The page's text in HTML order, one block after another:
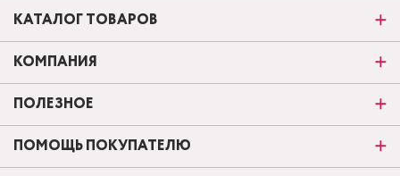
КАТАЛОГ ТОВАРОВ
КОМПАНИЯ
ПОЛЕЗНОЕ
ПОМОЩЬ ПОКУПАТЕЛЮ